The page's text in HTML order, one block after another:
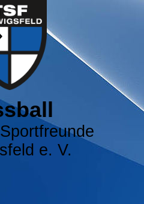
e. V.